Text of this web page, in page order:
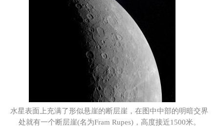
水星表面上充满了形似悬崖的断层崖，在图中中部的明暗交界
处就有一个断层崖(名为Fram Rupes)，高度接近1500米。